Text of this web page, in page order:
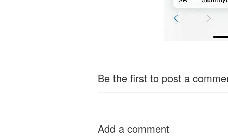
Be the first to post a
Add a comment